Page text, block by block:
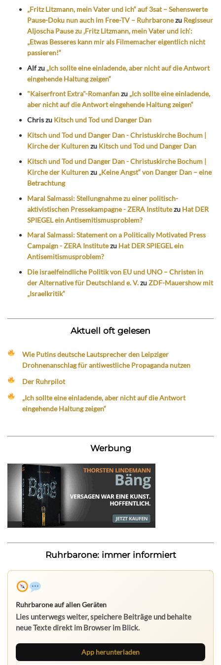
„Fritz Litzmann, mein Vater und ich“ auf 3sat – Sehenswerte
Pause-Doku nun auch im Free-TV – Ruhrbaronezu Regisseur
Aljoscha Pause zu ‚Fritz Litzmann, mein Vater und ich‘:
„Etwas Besseres kann mir als Filmemacher eigentlich nicht
passieren!“
Alfzu „Ich sollte eine einladende, aber nicht auf die Antwort
eingehende Haltung zeigen“
"Kaiserfront Extra"-Romanfanzu „Ich sollte eine einladende,
aber nicht auf die Antwort eingehende Haltung zeigen“
Chriszu Kitsch und Tod und Danger Dan
Kitsch und Tod und Danger Dan - Christuskirche Bochum |
Kirche der Kulturenzu Kitsch und Tod und Danger Dan
Kitsch und Tod und Danger Dan - Christuskirche Bochum |
Kirche der Kulturenzu „Keine Angst“ von Danger Dan – eine
Betrachtung
Maral Salmassi: Stellungnahme zu einer politisch-
aktivistischen Pressekampagne - ZERA Institutezu Hat DER
SPIEGEL ein Antisemitismusproblem?
Maral Salmassi: Statement on a Politically Motivated Press
Campaign - ZERA Institutezu Hat DER SPIEGEL ein
Antisemitismusproblem?
Die israelfeindliche Politik von EU und UNO – Christen in
der Alternative für Deutschland e. V.zuZDF-Mauershow mit
„Israelkritik“
Aktuell oft gelesen
Wie Putins deutsche Lautsprecher den Leipziger
Drohnenanschlag für antiwestliche Propaganda nutzen
Der Ruhrpilot
„Ich sollte eine einladende, aber nicht auf die Antwort
eingehende Haltung zeigen“
Werbung
Ruhrbarone: immer informiert
Ruhrbarone auf allen Geräten
Lies unterwegs weiter, speichere Beiträge und behalte
neue Texte direkt im Browser im Blick.
App herunterladen